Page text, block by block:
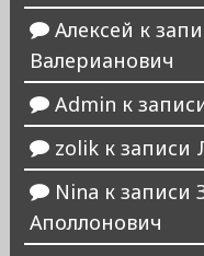
Алексей к
Валерианович
Admin к
zolikк записи
Nina к записи
Аполлонович